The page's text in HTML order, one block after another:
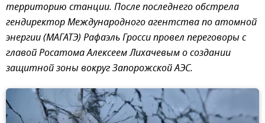
территорию станции. После последнего обстрела
гендиректор Международного агентства по атомной
энергии (МАГАТЭ) Рафаэль Гросси провел переговоры с
главой Росатома Алексеем Лихачевым о создании
защитной зоны вокруг Запорожской АЭС.